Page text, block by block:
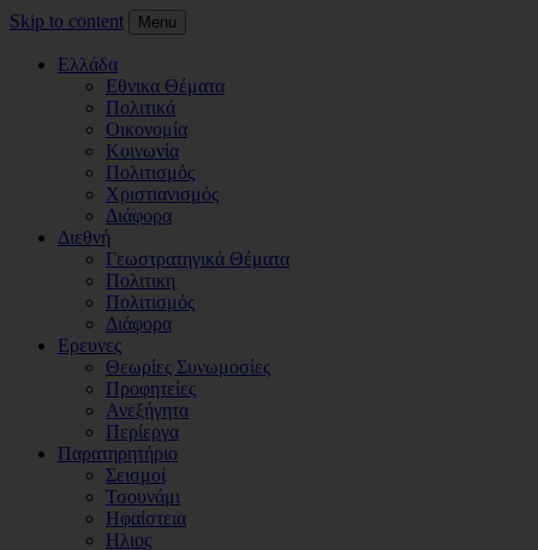
Skip to content Menu
Ελλάδα
Εθνικα Θέματα
Πολιτικά
Οικονομία
Κοινωνία
Πολιτισμός
Χριστιανισμός
Διάφορα
Διεθνή
Γεωστρατηγικά Θέματα
Πολιτικη
Πολιτισμός
Διάφορα
Ερευνες
Θεωρίες Συνωμοσίες
Προφητείες
Ανεξήγητα
Περίεργα
Παρατηρητήριο
Σεισμοί
Τσουνάμι
Ηφαίστεια
Ηλιος